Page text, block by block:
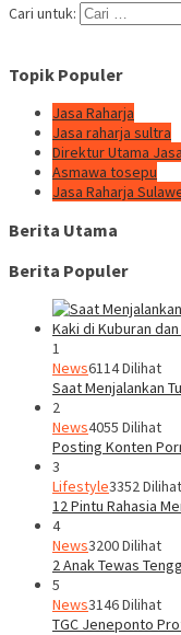
Cari untuk:
Topik Populer
Jasa Raharja
Jasa raharja sultra
Direktur Utama
Asmawa tosepu
Jasa Raharja
Berita Utama
Berita Populer
1
News6114 Dilihat
Saat Menjalankan
2
News4055 Dilihat
Posting Konten
3
Lifestyle3352 Dilihat
12 Pintu Rahasia
4
News3200 Dilihat
2 Anak Tewas
5
News3146 Dilihat
TGC Jeneponto